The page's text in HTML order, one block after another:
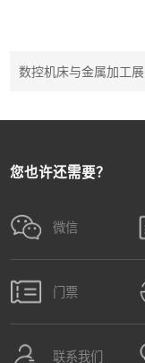
您也许还需要？
微信
门票
联系我们